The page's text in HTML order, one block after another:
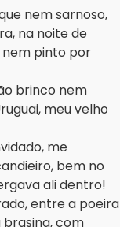
nem sarnoso,
na noite de
nem pinto por
brinco nem
meu velho
me
bem no
ali dentro!
entre a poeira
brasina, com